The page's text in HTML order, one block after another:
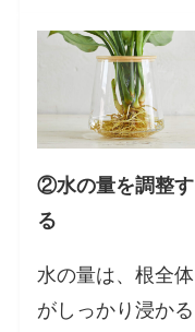
②水の量を調整す
る
水の量は、根全体
がしっかり浸かる